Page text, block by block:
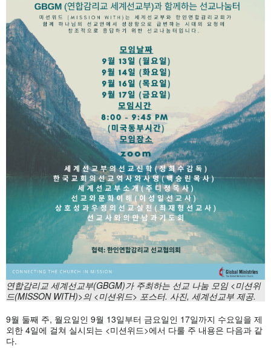
연합감리교 세계선교부(GBGM)가 주최하는 선교 나눔 모임 <미션위
드(MISSON WITH)>의 <미션위드> 포스터. 사진, 세계선교부 제공.
9월 둘째 주, 월요일인 9월 13일부터 금요일인 17일까지 수요일을 제
외한 4일에 걸쳐 실시되는 <미션위드>에서 다룰 주 내용은 다음과 같
다.